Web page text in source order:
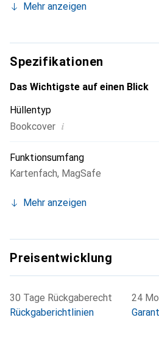
Smartphone. Die Marke Noreve
Wahl für den anspruchsvollen
Mehr anzeigen
Spezifikationen
Das Wichtigste auf einen Blick
Hüllentyp
Bookcover i
Funktionsumfang
Kartenfach, MagSafe
Mehr anzeigen
Preisentwicklung
30 Tage Rückgaberecht
Rückgaberichtlinien
24